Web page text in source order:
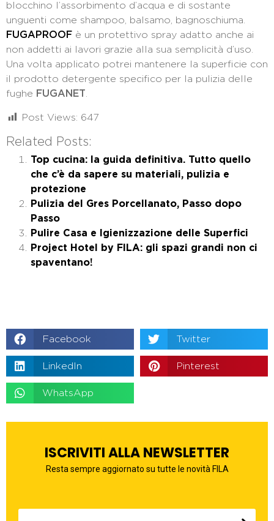
blocchino l’assorbimento d’acqua e di sostante
unguenti come shampoo, balsamo, bagnoschiuma.
FUGAPROOF è un protettivo spray adatto anche ai
non addetti ai lavori grazie alla sua semplicità d’uso.
Una volta applicato potrei mantenere la superficie con
il prodotto detergente specifico per la pulizia delle
fughe FUGANET.
Post Views: 647
Related Posts:
Top cucina: la guida definitiva. Tutto quello
che c’è da sapere su materiali, pulizia e
protezione
Pulizia del Gres Porcellanato, Passo dopo
Passo
Pulire Casa e Igienizzazione delle Superfici
Project Hotel by FILA: gli spazi grandi non ci
spaventano!
Facebook Twitter
LinkedIn Pinterest
WhatsApp
ISCRIVITI ALLA NEWSLETTER
Resta sempre aggiornato su tutte le novità FILA